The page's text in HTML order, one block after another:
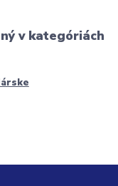
v kategóriách